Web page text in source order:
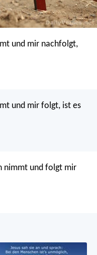
und mir nachfolgt,
und mir folgt, ist es
nimmt und folgt mir